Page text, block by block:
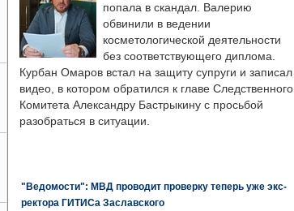
попала в скандал. Валерию
обвинили в ведении
косметологической деятельности
без соответствующего диплома.
Курбан Омаров встал на защиту супруги и записал
видео, в котором обратился к главе Следственного
Комитета Александру Бастрыкину с просьбой
разобраться в ситуации.
"Ведомости": МВД проводит проверку теперь уже экс-
ректора ГИТИСа Заславского